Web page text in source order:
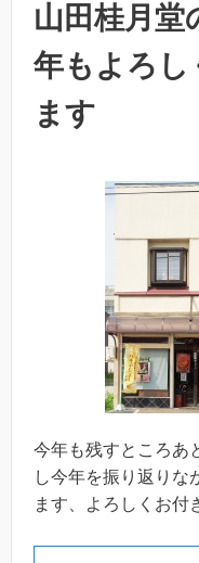
山田桂月堂
年もよろし
ます
今年も残すところあ
し今年を振り返りな
ます、よろしくお付